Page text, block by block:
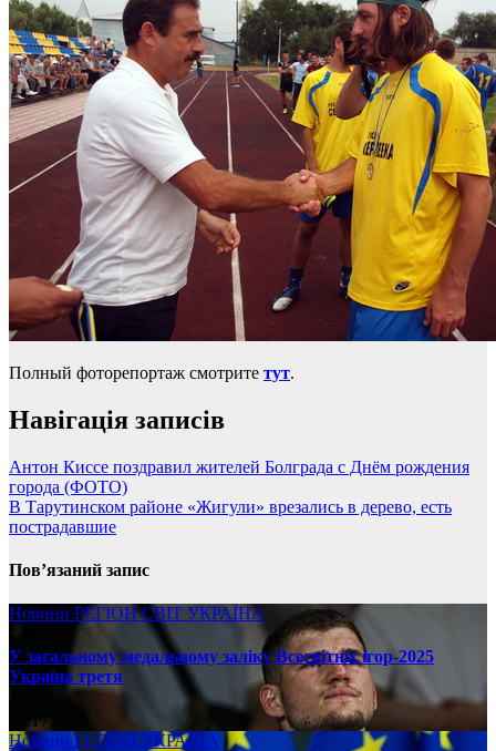
Полный фоторепортаж смотрите тут.
Навігація записів
Антон Киссе поздравил жителей Болграда с Днём рождения
города (ФОТО)
В Тарутинском районе «Жигули» врезались в дерево, есть
пострадавшие
Пов’язаний запис
Новини РЕГІОНСВІТ УКРАЇНА
У загальному медальному заліку Всесвітніх ігор-2025
Україна третя
08.17.2025
НовиниРЕГІОН УКРАЇНА